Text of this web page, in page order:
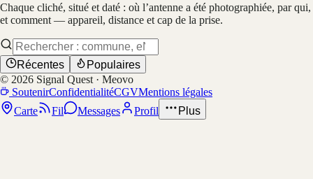
Chaque cliché, situé et daté : où l’antenne a été photographiée, par qui,
et comment — appareil, distance et cap de la prise.
Récentes
Populaires
© 2026 Signal Quest · Meovo
SoutenirConfidentialitéCGVMentions légales
Carte
Fil Messages Profil Plus